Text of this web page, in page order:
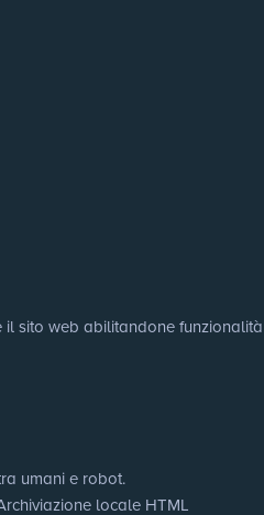
sito web abilitandone
umani e robot.
locale HTML